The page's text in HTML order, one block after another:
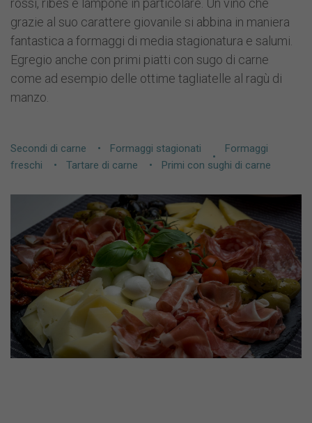
grazie al suo carattere giovanile si abbina in maniera
fantastica a formaggi di media stagionatura e salumi.
Egregio anche con primi piatti con sugo di carne
come ad esempio delle ottime tagliatelle al ragù di
manzo.
Secondi di carne Formaggi stagionati
Formaggi
freschi
Tartare di carne Primi con sughi di carne